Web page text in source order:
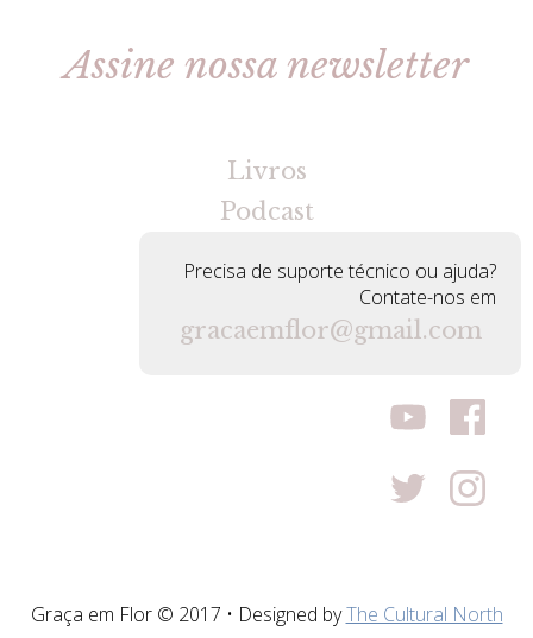
Assine nossa newsletter
Livros
Podcast
Precisa de suporte técnico ou ajuda?
Contate-nos em
gracaemflor@gmail.com
Graça em Flor © 2017 • Designed byThe Cultural North